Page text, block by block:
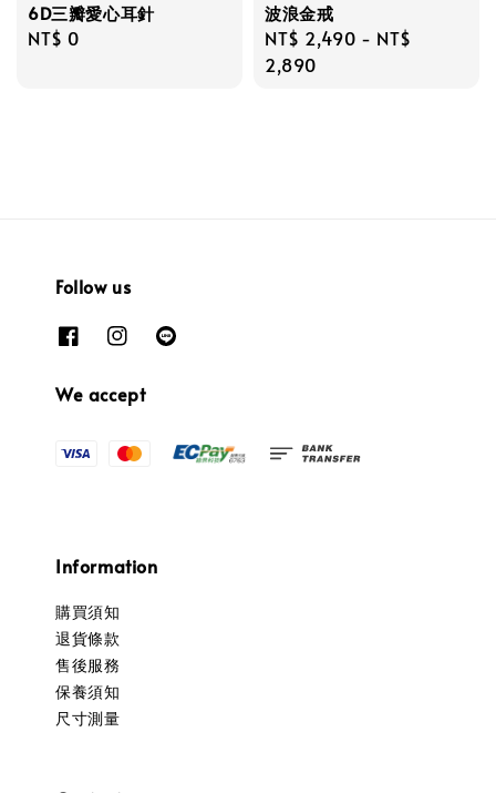
6D三瓣愛心耳針
Regular
NT$ 0
波浪金戒
Regular
price
NT$ 2,490 - NT$
2,890
Follow us
We accept
Information
購買須知
退貨條款
售後服務
保養須知
尺寸測量